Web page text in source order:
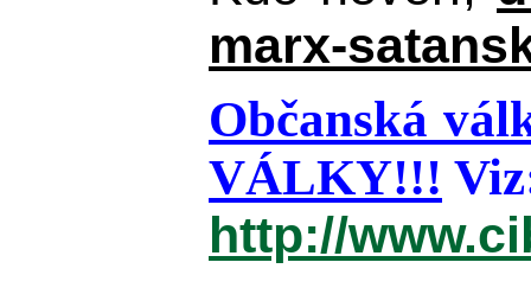
marx-
Občanská
VÁLKY!!!
http://